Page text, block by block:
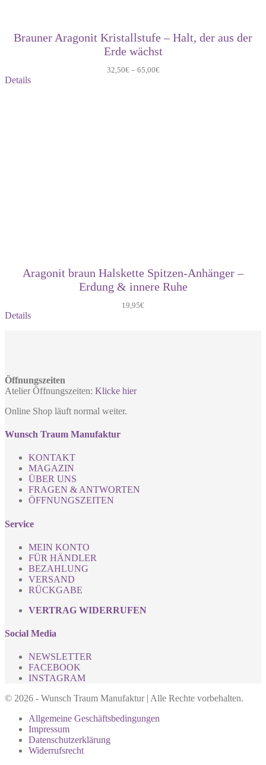
Brauner Aragonit Kristallstufe – Halt, der aus der
Erde wächst
32,50€– 65,00€
Details
Aragonit braun Halskette Spitzen-Anhänger –
Erdung & innere Ruhe
19,95€
Details
Öffnungszeiten
Atelier Öffnungszeiten: Klicke hier
Online Shop läuft normal weiter.
Wunsch Traum Manufaktur
KONTAKT
MAGAZIN
ÜBER UNS
FRAGEN & ANTWORTEN
ÖFFNUNGSZEITEN
Service
MEIN KONTO
FÜR HÄNDLER
BEZAHLUNG
VERSAND
RÜCKGABE
VERTRAG WIDERRUFEN
Social Media
NEWSLETTER
FACEBOOK
INSTAGRAM
© 2026 - Wunsch Traum Manufaktur | Alle Rechte vorbehalten.
Allgemeine Geschäftsbedingungen
Impressum
Datenschutz­erklärung
Widerrufsrecht